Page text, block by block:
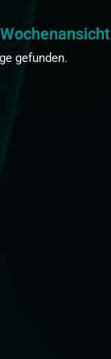
Wochenansicht
gefunden.